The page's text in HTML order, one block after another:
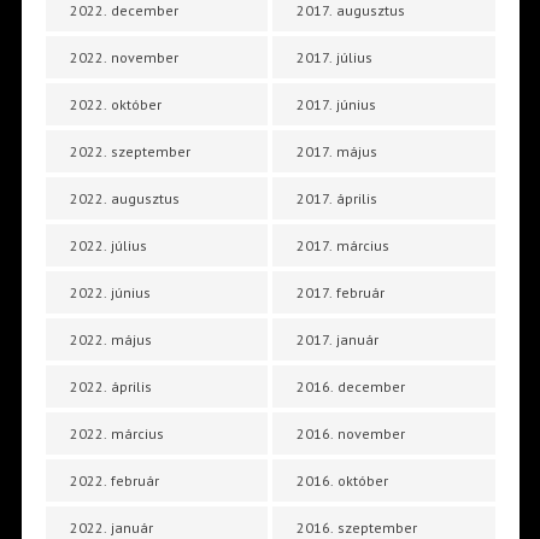
2022. december
2022. november
2022. október
2022. szeptember
2022. augusztus
2022. július
2022. június
2022. május
2022. április
2022. március
2022. február
2022. január
2017. augusztus
2017. július
2017. június
2017. május
2017. április
2017. március
2017. február
2017. január
2016. december
2016. november
2016. október
2016. szeptember